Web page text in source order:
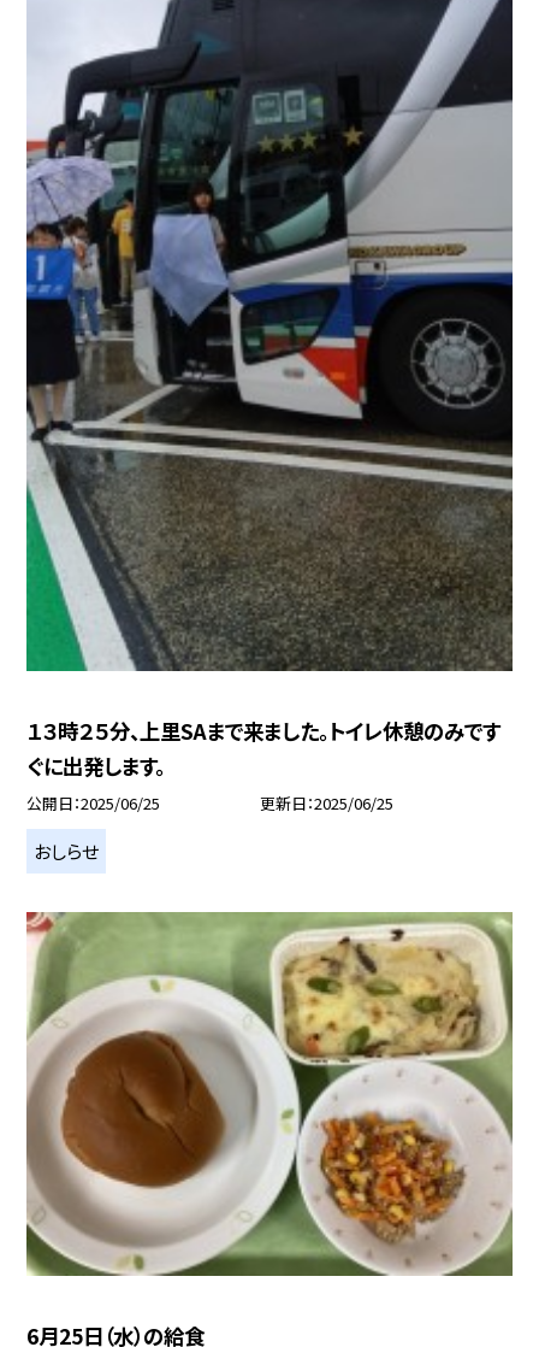
１３時２５分、上里SAまで来ました。トイレ休憩のみです
ぐに出発します。
公開日 2025/06/25 更新日 2025/06/25
おしらせ
6月25日（水）の給食